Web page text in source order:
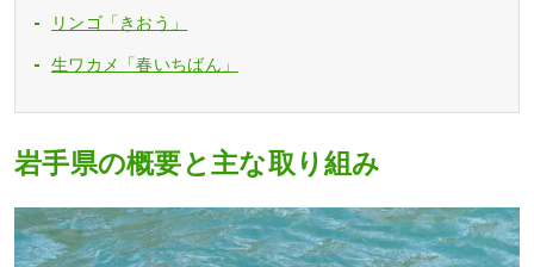
リンゴ「きおう」
生ワカメ「春いちばん」
岩手県の概要と主な取り組み